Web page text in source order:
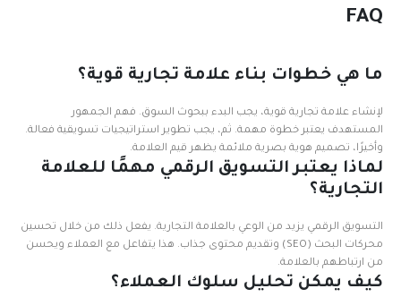
FAQ
ما هي خطوات بناء علامة تجارية قوية؟
لإنشاء علامة تجارية قوية، يجب البدء ببحوث السوق. فهم الجمهور
المستهدف يعتبر خطوة مهمة. ثم، يجب تطوير استراتيجيات تسويقية فعالة.
وأخيرًا، تصميم هوية بصرية ملائمة يظهر قيم العلامة.
لماذا يعتبر التسويق الرقمي مهمًا للعلامة
التجارية؟
التسويق الرقمي يزيد من الوعي بالعلامة التجارية. يفعل ذلك من خلال تحسين
محركات البحث (SEO) وتقديم محتوى جذاب. هذا يتفاعل مع العملاء ويحسن
من ارتباطهم بالعلامة.
كيف يمكن تحليل سلوك العملاء؟